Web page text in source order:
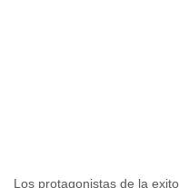
Los protagonistas de la